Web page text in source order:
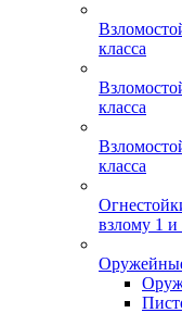
класса
класса
класса
взлому 1 и